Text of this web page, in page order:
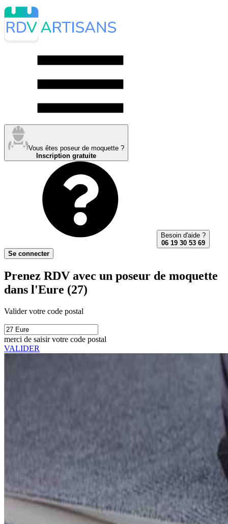
Vous êtes poseur de moquette ?
Inscription gratuite
Besoin d'aide ?
06 19 30 53 69
Se connecter
Prenez RDV avec un poseur de moquette
dans l'Eure (27)
Valider votre code postal
merci de saisir votre code postal
VALIDER